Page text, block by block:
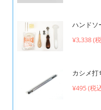
ハンドソ
¥3,338 (
カシメ打
¥495 (税